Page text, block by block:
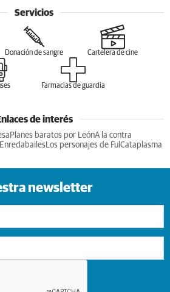
Servicios
Donación de sangre Cartelera de cine
Farmacias de guardia
de interés
Planes baratos por LeónA la contra
Los personajes de Ful Cataplasma
newsletter